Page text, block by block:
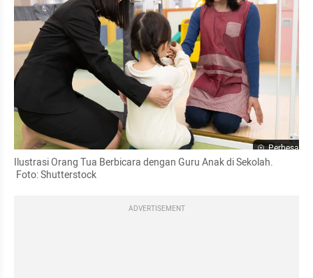
Perbesar
Ilustrasi Orang Tua Berbicara dengan Guru Anak di Sekolah.
Foto: Shutterstock
ADVERTISEMENT